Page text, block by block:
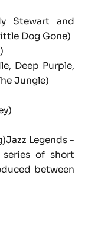
Stewart and
Dog Gone)
Deep Purple,
Jungle)
)
)Jazz Legends -
of short
between